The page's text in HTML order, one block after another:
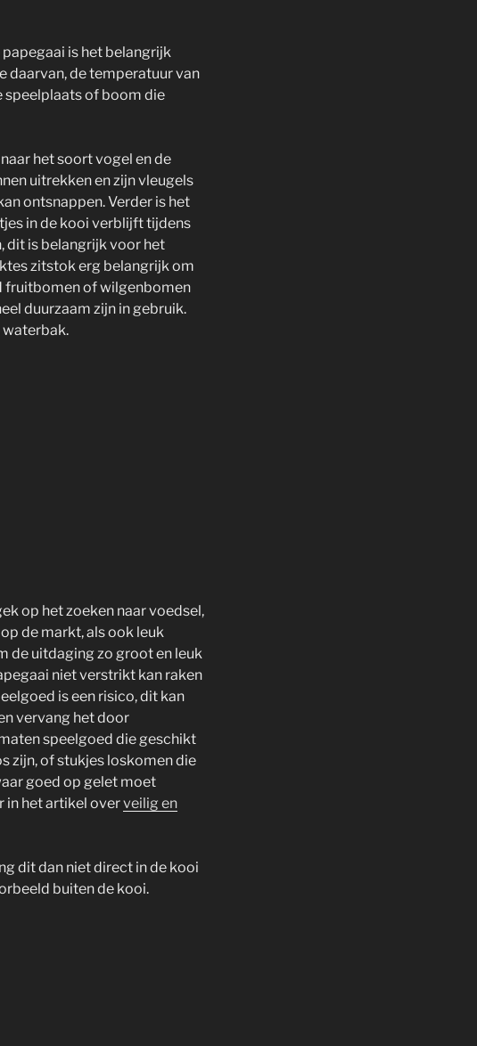
is het belangrijk
daarvan, de temperatuur van
speelplaats of boom die
het soort vogel en de
uitrekken en zijn vleugels
ontsnappen. Verder is het
in de kooi verblijft tijdens
dit is belangrijk voor het
zitstok erg belangrijk om
fruitbomen of wilgenbomen
duurzaam zijn in gebruik.
waterbak.
op het zoeken naar voedsel,
de markt, als ook leuk
de uitdaging zo groot en leuk
niet verstrikt kan raken
is een risico, dit kan
vervang het door
speelgoed die geschikt
zijn, of stukjes loskomen die
goed op gelet moet
in het artikel overveilig en
dit dan niet direct in de kooi
buiten de kooi.